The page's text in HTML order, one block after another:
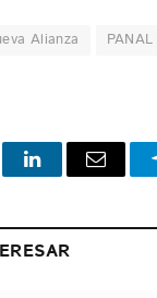
Alianza PANAL
LinkedInEmail